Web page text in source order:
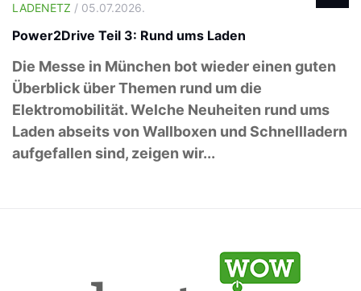
LADENETZ / 05.07.2026.
Power2Drive Teil 3: Rund ums Laden
Die Messe in München bot wieder einen guten
Überblick über Themen rund um die
Elektromobilität. Welche Neuheiten rund ums
Laden abseits von Wallboxen und Schnellladern
aufgefallen sind, zeigen wir...